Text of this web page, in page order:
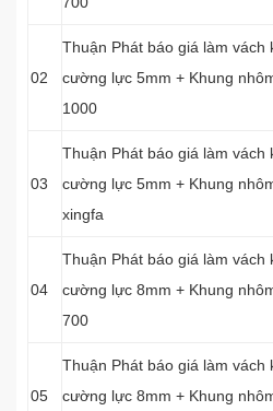
02
Thuận Phát báo giá làm vách
cường lực 5mm + Khung
1000
03
Thuận Phát báo giá làm vách
cường lực 5mm + Khung
xingfa
04
Thuận Phát báo giá làm vách
cường lực 8mm + Khung
700
05
Thuận Phát báo giá làm vách
cường lực 8mm + Khung